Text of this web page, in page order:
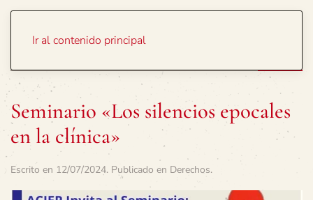
Ir al contenido principal
Seminario «Los silencios epocales
en la clínica»
Escrito en 12/07/2024. Publicado en Derechos.